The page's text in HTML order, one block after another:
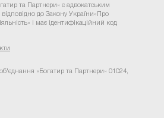
та Партнери» є адвокатським
до Закону України«Про
і має ідентифікаційний код
«Богатир та Партнери» 01024,